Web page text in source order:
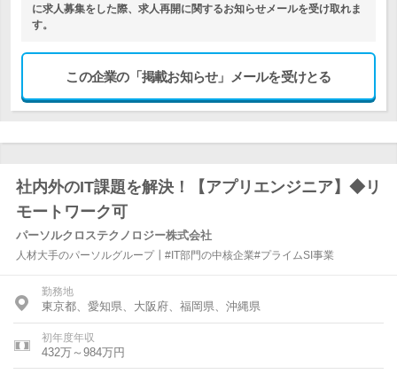
に求人募集をした際、求人再開に関するお知らせメールを受け取れま
す。
この企業の「掲載お知らせ」メールを受けとる
社内外のIT課題を解決！【アプリエンジニア】◆リ
モートワーク可
パーソルクロステクノロジー株式会社
人材大手のパーソルグループ┃#IT部門の中核企業#プライムSI事業
勤務地
東京都、愛知県、大阪府、福岡県、沖縄県
初年度年収
432万～984万円